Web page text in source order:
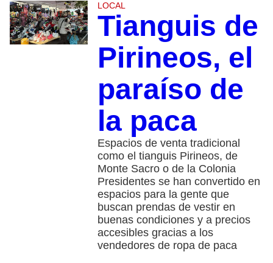
LOCAL
Tianguis de
Pirineos, el
paraíso de
la paca
Espacios de venta tradicional
como el tianguis Pirineos, de
Monte Sacro o de la Colonia
Presidentes se han convertido en
espacios para la gente que
buscan prendas de vestir en
buenas condiciones y a precios
accesibles gracias a los
vendedores de ropa de paca